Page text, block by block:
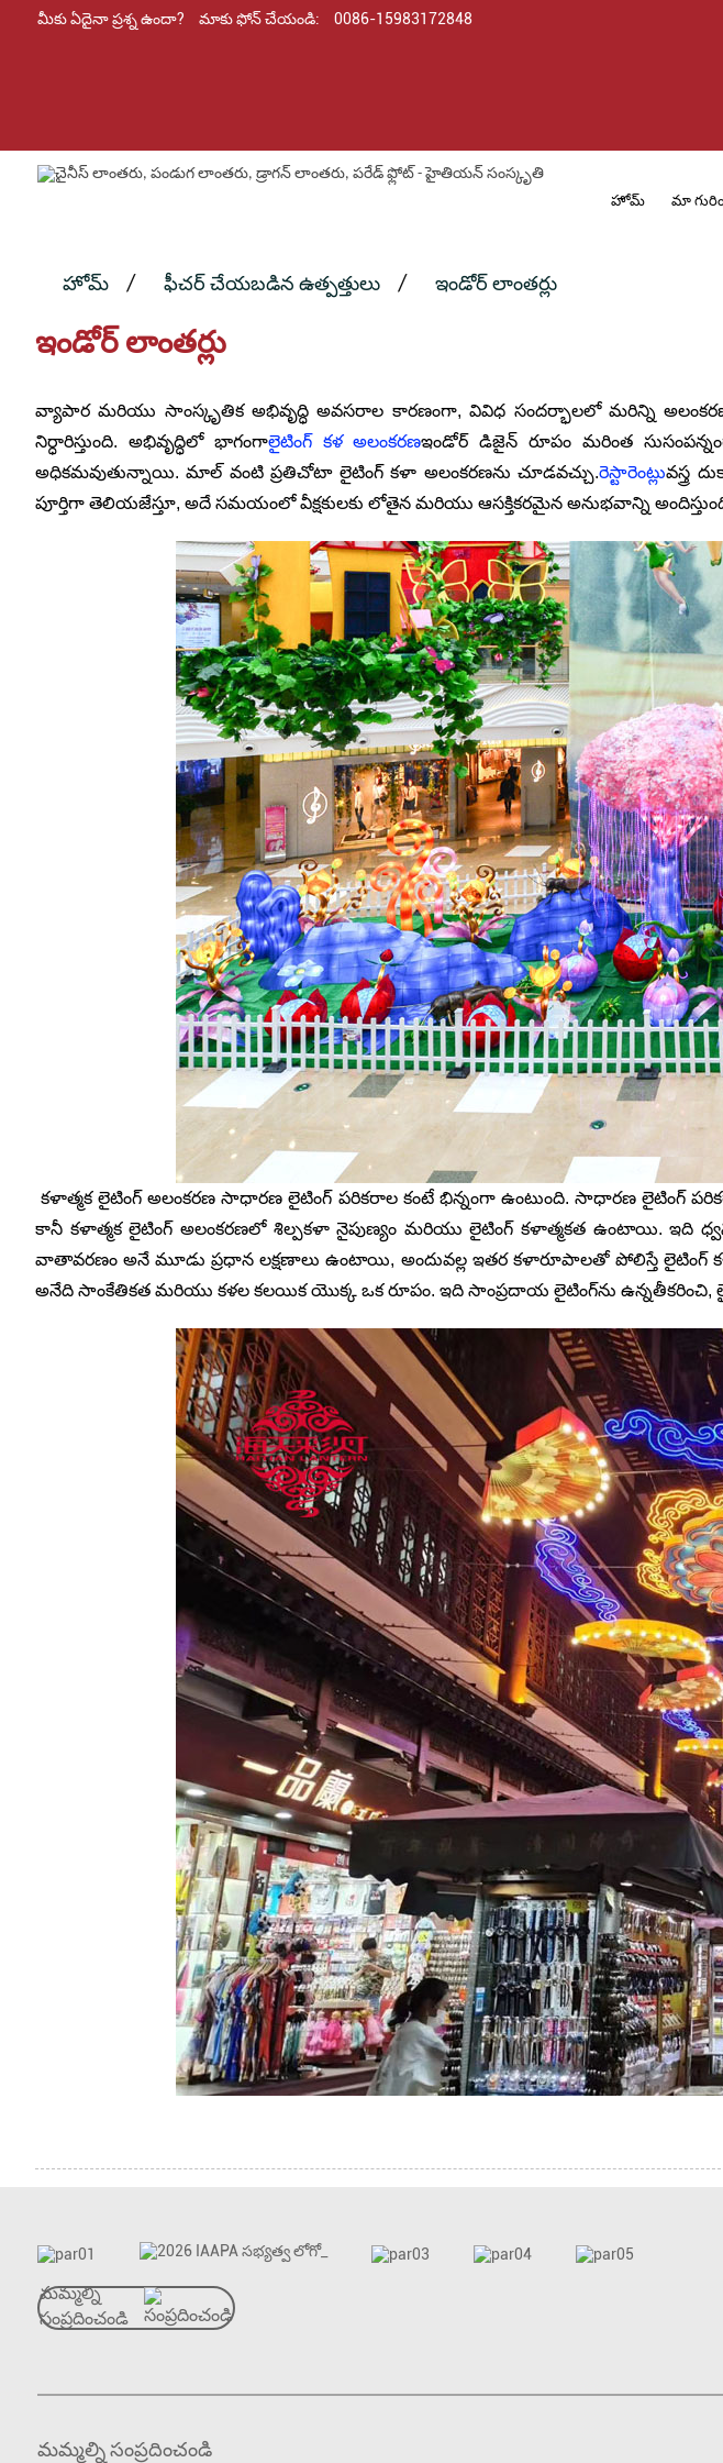
మీకు ఏదైనా ప్రశ్న ఉందా? మాకు ఫోన్ చేయండి: 0086-15983172848
హోమ్ మా
హోమ్ ఫీచర్ చేయబడిన ఉత్పత్తులు ఇండోర్ లాంతర్లు
ఇండోర్ లాంతర్లు
వ్యాపార మరియు సాంస్కృతిక అభివృద్ధి అవసరాల కారణంగా, వివిధ సందర్భాలలో మరిన్ని
నిర్ధారిస్తుంది. అభివృద్ధిలో భాగంగాలైటింగ్ కళ అలంకరణఇండోర్ డిజైన్ రూపం మరింత
అధికమవుతున్నాయి. మాల్ వంటి ప్రతిచోటా లైటింగ్ కళా అలంకరణను చూడవచ్చు.రెస్టారెంట్లువస్త్ర
పూర్తిగా తెలియజేస్తూ, అదే సమయంలో వీక్షకులకు లోతైన మరియు ఆసక్తికరమైన అనుభవాన్ని
కళాత్మక లైటింగ్ అలంకరణ సాధారణ లైటింగ్ పరికరాల కంటే భిన్నంగా ఉంటుంది. సాధారణ లైటింగ్
కానీ కళాత్మక లైటింగ్ అలంకరణలో శిల్పకళా నైపుణ్యం మరియు లైటింగ్ కళాత్మకత ఉంటాయి. ఇది
వాతావరణం అనే మూడు ప్రధాన లక్షణాలు ఉంటాయి, అందువల్ల ఇతర కళారూపాలతో పోలిస్తే లైటింగ్
అనేది సాంకేతికత మరియు కళల కలయిక యొక్క ఒక రూపం. ఇది సాంప్రదాయ లైటింగ్‌ను ఉన్నతీకరించి,
మమ్మల్ని
సంప్రదించండి
మమ్మల్ని సంప్రదించండి